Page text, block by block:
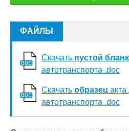
ФАЙЛЫ
Скачать пустой бланк
автотранспорта .doc
Скачать образец
автотранспорта .doc